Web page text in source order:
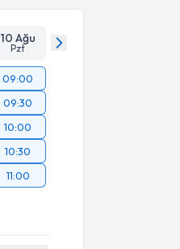
10 Ağu
Pzt
09:00
09:30
10:00
10:30
11:00